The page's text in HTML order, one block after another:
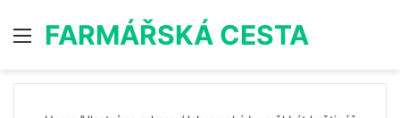
Menu
FARMÁŘSKÁ CESTA